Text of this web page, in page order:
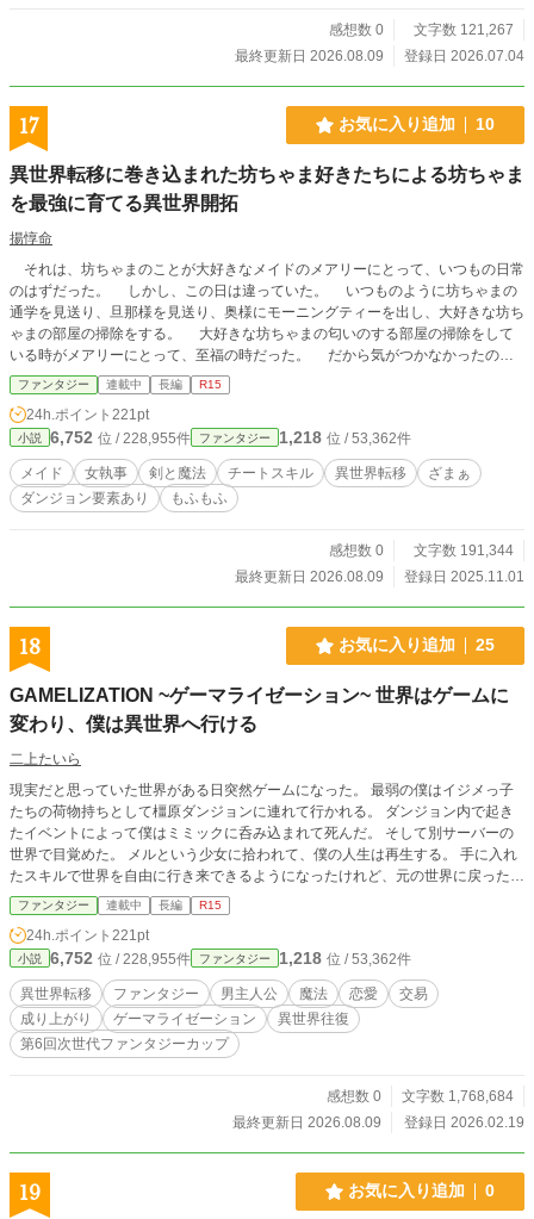
感想数 0
文字数 121,267
最終更新日 2026.08.09
登録日 2026.07.04
17 お気に入り追加 10
異世界転移に巻き込まれた坊ちゃま好きたちによる坊ちゃま
を最強に育てる異世界開拓
揚惇命
それは、坊ちゃまのことが大好きなメイドのメアリーにとって、いつもの日常
のはずだった。 しかし、この日は違っていた。 いつものように坊ちゃまの
通学を見送り、旦那様を見送り、奥様にモーニングティーを出し、大好きな坊ち
ゃまの部屋の掃除をする。 大好きな坊ちゃまの匂いのする部屋の掃除をして
いる時がメアリーにとって、至福の時だった。 だから気がつかなかったので
ある。足元に魔法陣が展開されていることに。 それは、坊ちゃまのことが大
好きな執事のローザにとって、いつもの日常のはずだった。 しかし、この日
は違っていた。 いつものように坊ちゃまを学校へ送る車内の中でたわいもな
い話をする。 坊ちゃまのことが大好きなローザにとって、この時間が至福の
時だった。 いつものように坊ちゃまを学校へ送り届けガレージへと車を止め
る。 坊ちゃまと今日話したことを思い出しながら顔を綻ばせる。 だから気
がつかなかったのである自身の足元に不思議な魔法陣が展開されていることに。
イドのメアリーと執事のローザのことを気に入っているラルク＝フォン＝ビスマ
ルクにとって、いつもの日常のはずだった。 専属メイドのメアリーに見送ら
校に着いたら教室へと向かう。 だから気がつかなかったのである。 足を踏
み入れたそこに魔法陣が展開されていることに。 これは、三者三様の異世界
へと転移してしまった3人が力を合わせて、異世界スキルを駆使しながら異世界
快適ライフを送るために異世界を開拓する物語。
ファンタジー 連載中 長編 R15
24h.ポイント 221pt
小説 6,752 位 / 228,955件 ファンタジー 1,218 位 / 53,362件
メイド 女執事 剣と魔法 チートスキル 異世界転移
ざまぁ
ダンジョン要素あり
もふもふ
感想数 0
文字数 191,344
最終更新日 2026.08.09
登録日 2025.11.01
18 お気に入り追加 25
GAMELIZATION ~ゲーマライゼーション~ 世界はゲームに
変わり、僕は異世界へ行ける
二上たいら
現実だと思っていた世界がある日突然ゲームになった。 最弱の僕はイジメっ子
たちの荷物持ちとして橿原ダンジョンに連れて行かれる。 ダンジョン内で起き
たイベントによって僕はミミックに呑み込まれて死んだ。 そして別サーバーの
世界で目覚めた。 メルという少女に拾われて、僕の人生は再生する。 手に入れ
たスキルで世界を自由に行き来できるようになったけれど、元の世界に戻った先
はダンジョンの中だった。 僕は脱出のためにメルの力を借りながら、レベルを
上げて強くなる。 一方で僕はメルへと想いを募らせていく。 その想いは、やが
て愛に、呪いに姿を変える。 あるいはこれを恋と呼ぶのかもしれない。 だから
これはラブストーリーだ。 途中で何が起きたって、それだけは変わらない。 変
わらないものなんて、なにひとつないけれど。 現在666話145万字超！毎日更新
中！ ◆ 現在、キャラクターや用語をまとめたwikiを制作中。ネタバレ全開でも
よろしければ、下記URLをご覧ください。 https://wikiwiki.jp/gamelization/ ◆ 可
能な限り執筆の様子を配信しております。興味があったら見てください。ただし
発見です。本文提案を出力はしないよう強く指示を入れてあり、生成結果をその
まま本文に反映させることはありません。 使用したことのあるAIサービス ・ch
atGPT ・Gemini ・Claude ・Grok ◆ ・本作は1話1,000字越えたらまあええかの
精神で投稿されています。 ・違法不法脱法行為、倫理的に問題のある箇所が随
所に出てきますが、これはフィクションであり、これらの行為を推奨するもので
ファンタジー 連載中 長編 R15
24h.ポイント 221pt
小説 6,752 位 / 228,955件 ファンタジー 1,218 位 / 53,362件
異世界転移 ファンタジー 男主人公 魔法 恋愛
交易
成り上がり
ゲーマライゼーション
異世界往復
第6回次世代ファンタジーカップ
感想数 0
文字数 1,768,684
最終更新日 2026.08.09
登録日 2026.02.19
19 お気に入り追加 0